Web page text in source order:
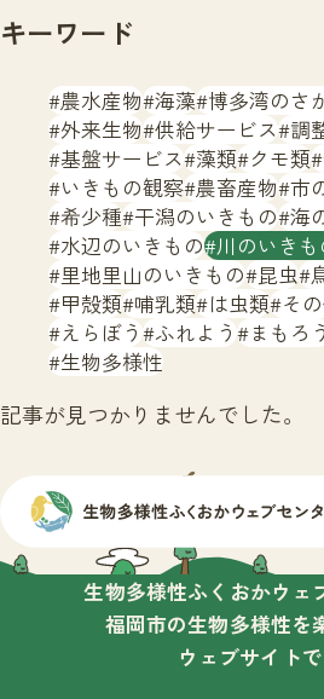
生物多様性ふくおかウェブ
サイトマップ
キーワード
農水産物 海藻 博多湾のさ
外来生物 供給サービス 調
基盤サービス 藻類 クモ類
いきもの観察 農畜産物 市
希少種 干潟のいきもの 海
水辺のいきもの 川のいき
里地里山のいきもの 昆虫
甲殻類 哺乳類 は虫類 そ
えらぼう ふれよう まもろ
生物多様性
記事が見つかりませんでした。
生物多様性ふくおかウェ
福岡市の生物多様性を
ウェブサイトで